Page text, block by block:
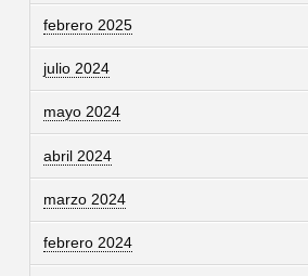
febrero 2025
julio 2024
mayo 2024
abril 2024
marzo 2024
febrero 2024